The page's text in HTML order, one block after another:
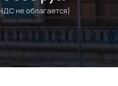
не облагается)